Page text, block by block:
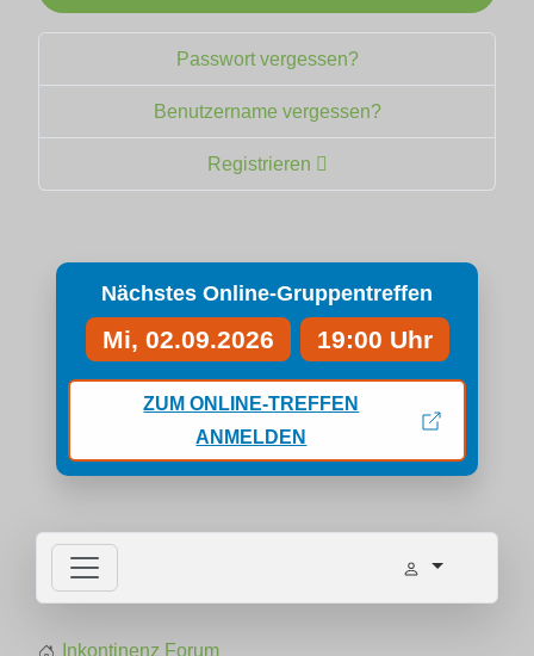
Passwort vergessen?
Benutzername vergessen?
Registrieren
Nächstes Online-Gruppentreffen
Mi, 02.09.2026 19:00 Uhr
ZUM ONLINE-TREFFEN
ANMELDEN
Inkontinenz Forum